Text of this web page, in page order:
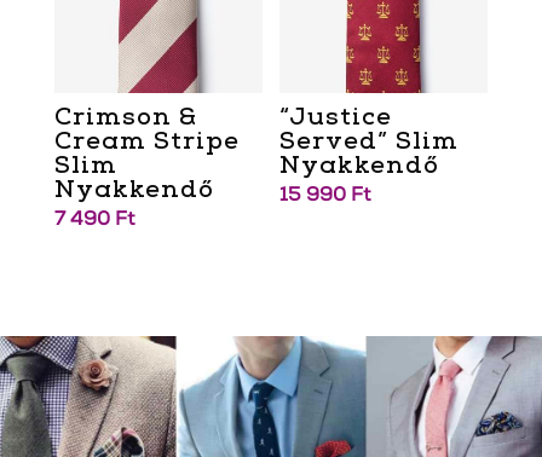
Crimson &
Cream Stripe
Slim
Nyakkendő
7 490 Ft
“Justice
Served” Slim
Nyakkendő
15 990 Ft